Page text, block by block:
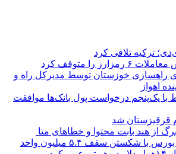
ترکیه تلافی کرد
را متوقف کرد
راهسازی خوزستان توسط مدیرکل راه و
اهواز
بانک مرکزی فقط با یک‌‎پنجم درخواست پول بانک‌ها موافقت
قرقیزستان شد
از هند بابت محتوا و خطاهای متا
با شکستن سقف ۵.۴ میلیون واحد